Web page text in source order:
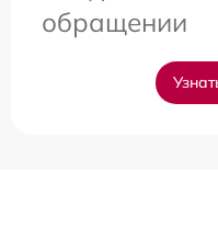
обращении